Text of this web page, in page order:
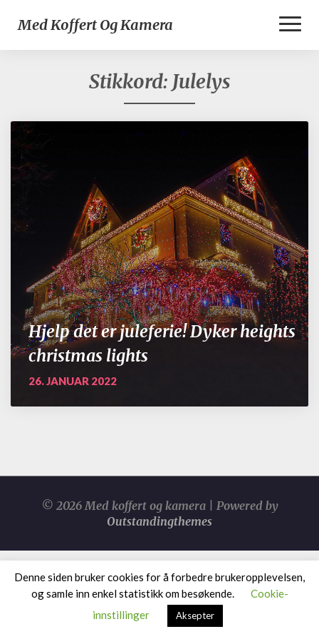
Med Koffert Og Kamera
Stikkord: Julelys
Hjelp det er juleferie! Dyker heights
christmas lights
26. JANUAR 2022
© 2026 Med koffert og kamera | Powered by
Outstandingthemes
Denne siden bruker cookies for å forbedre brukeropplevelsen,
og samle inn enkel statistikk om besøkende.
Cookie-
innstillinger
Aksepter